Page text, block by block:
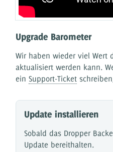
Upgrade Barometer
Wir haben wieder viel Wert
aktualisiert werden kann.
einSupport-Ticket
Update installieren
Sobald das Dropper
Update bereithalten.